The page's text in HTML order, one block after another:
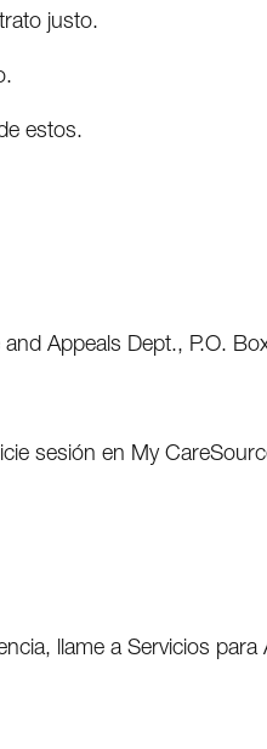
justo.
estos.
Appeals Dept., P.O.
sesión en My
llame a Servicios